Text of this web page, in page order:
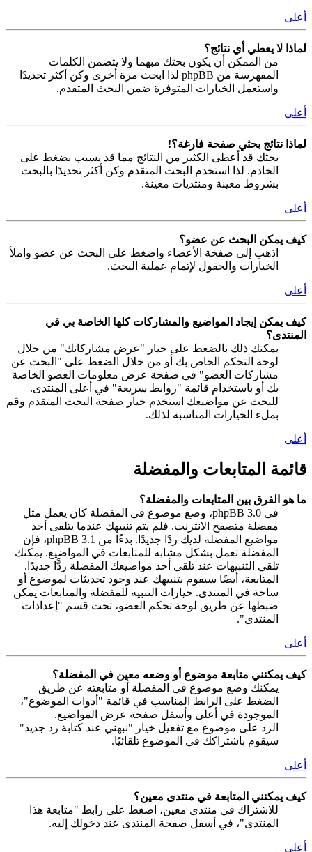
أعلى
لماذا لا يعطي أي نتائج؟
من الممكن أن يكون بحثك مبهما ولا يتضمن الكلمات
المفهرسة من phpBB لذا ابحث مرة أخرى وكن أكثر تحديدًا
واستعمل الخيارات المتوفرة ضمن البحث المتقدم.
أعلى
لماذا نتائج بحثي صفحة فارغة؟!
بحثك قد أعطى الكثير من النتائج مما قد يسبب بضغط على
الخادم. لذا استخدم البحث المتقدم وكن أكثر تحديدًا بالبحث
بشروط معينة ومنتديات معينة.
أعلى
كيف يمكن البحث عن عضو؟
اذهب إلى صفحة الأعضاء واضغط على البحث عن عضو واملأ
الخيارات والحقول لإتمام عملية البحث.
أعلى
كيف يمكن إيجاد المواضيع والمشاركات كلها الخاصة بي في
المنتدى؟
يمكنك ذلك بالضغط على خيار "عرض مشاركاتك" من خلال
لوحة التحكم الخاص بك أو من خلال الضغط على "البحث عن
مشاركات العضو" في صفحة عرض معلومات العضو الخاصة
بك أو باستخدام قائمة "روابط سريعة" في أعلى المنتدى.
للبحث عن مواضيعك استخدم خيار صفحة البحث المتقدم وقم
بملء الخيارات المناسبة لذلك.
أعلى
قائمة المتابعات والمفضلة
ما هو الفرق بين المتابعات والمفضلة؟
في phpBB 3.0، وضع موضوع في المفضلة كان يعمل مثل
مفضلة متصفح الانترنت. فلم يتم تنبيهك عندما يتلقى أحد
مواضيع المفضلة لديك ردًا جديدًا. بدءًا من phpBB 3.1، فإن
المفضلة تعمل بشكل مشابه للمتابعات في المواضيع. يمكنك
تلقي التنبيهات عند تلقي أحد مواضيعك المفضلة ردًّا جديدًا.
المتابعة، أيضًا سيقوم بتنبيهك عند وجود تحديثات لموضوع أو
ساحة في المنتدى. خيارات التنبيه للمفضلة والمتابعات يمكن
ضبطها عن طريق لوحة تحكم العضو، تحت قسم "إعدادات
المنتدى".
أعلى
كيف يمكنني متابعة موضوع أو وضعه معين في المفضلة؟
يمكنك وضع موضوع في المفضلة أو متابعته عن طريق
الضغط على الرابط المناسب في قائمة "أدوات الموضوع"،
الموجودة في أعلى وأسفل صفحة عرض المواضيع.
الرد على موضوع مع تفعيل خيار "نبهني عند كتابة رد جديد"
سيقوم باشتراكك في الموضوع تلقائيًا.
أعلى
كيف يمكنني المتابعة في منتدى معين؟
للاشتراك في منتدى معين، اضغط على رابط "متابعة هذا
المنتدى"، في أسفل صفحة المنتدى عند دخولك إليه.
أعلى